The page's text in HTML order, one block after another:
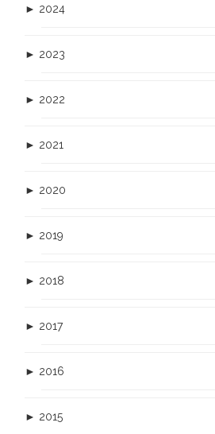
► 2024
► 2023
► 2022
► 2021
► 2020
► 2019
► 2018
► 2017
► 2016
► 2015